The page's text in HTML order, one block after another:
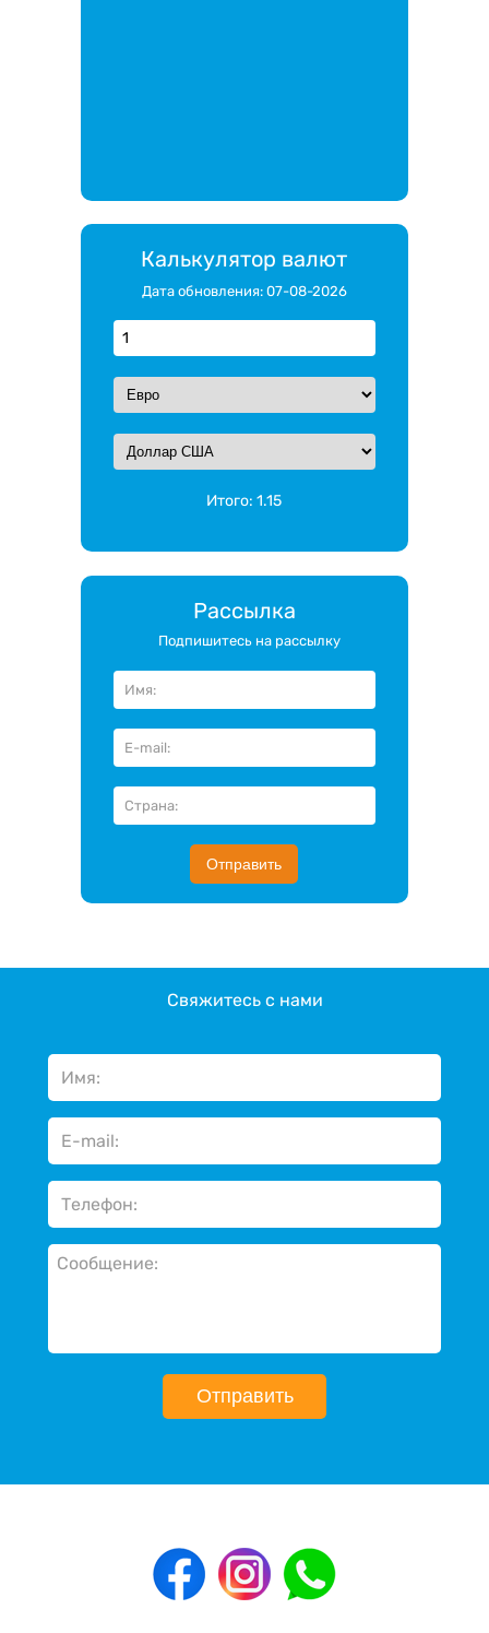
Калькулятор валют
Дата обновления: 07-08-2026
Итого:1.15
Рассылка
Подпишитесь на рассылку
Отправить
Свяжитесь с нами
Отправить